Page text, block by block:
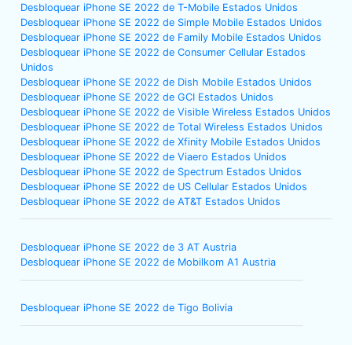
Desbloquear iPhone SE 2022 de T-Mobile Estados Unidos
Desbloquear iPhone SE 2022 de Simple Mobile Estados Unidos
Desbloquear iPhone SE 2022 de Family Mobile Estados Unidos
Desbloquear iPhone SE 2022 de Consumer Cellular Estados
Unidos
Desbloquear iPhone SE 2022 de Dish Mobile Estados Unidos
Desbloquear iPhone SE 2022 de GCI Estados Unidos
Desbloquear iPhone SE 2022 de Visible Wireless Estados Unidos
Desbloquear iPhone SE 2022 de Total Wireless Estados Unidos
Desbloquear iPhone SE 2022 de Xfinity Mobile Estados Unidos
Desbloquear iPhone SE 2022 de Viaero Estados Unidos
Desbloquear iPhone SE 2022 de Spectrum Estados Unidos
Desbloquear iPhone SE 2022 de US Cellular Estados Unidos
Desbloquear iPhone SE 2022 de AT&T Estados Unidos
Desbloquear iPhone SE 2022 de 3 AT Austria
Desbloquear iPhone SE 2022 de Mobilkom A1 Austria
Desbloquear iPhone SE 2022 de Tigo Bolivia